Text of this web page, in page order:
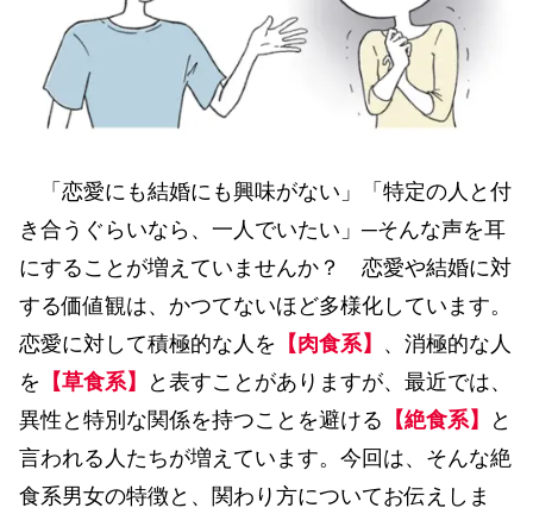
「恋愛にも結婚にも興味がない」「特定の人と付
き合うぐらいなら、一人でいたい」─そんな声を耳
にすることが増えていませんか？ 恋愛や結婚に対
する価値観は、かつてないほど多様化しています。
恋愛に対して積極的な人を 【肉食系】 、消極的な人
を 【草食系】
と表すことがありますが、最近では、
異性と特別な関係を持つことを避ける 【絶食系】
と
言われる人たちが増えています。今回は、そんな絶
食系男女の特徴と、関わり方についてお伝えしま